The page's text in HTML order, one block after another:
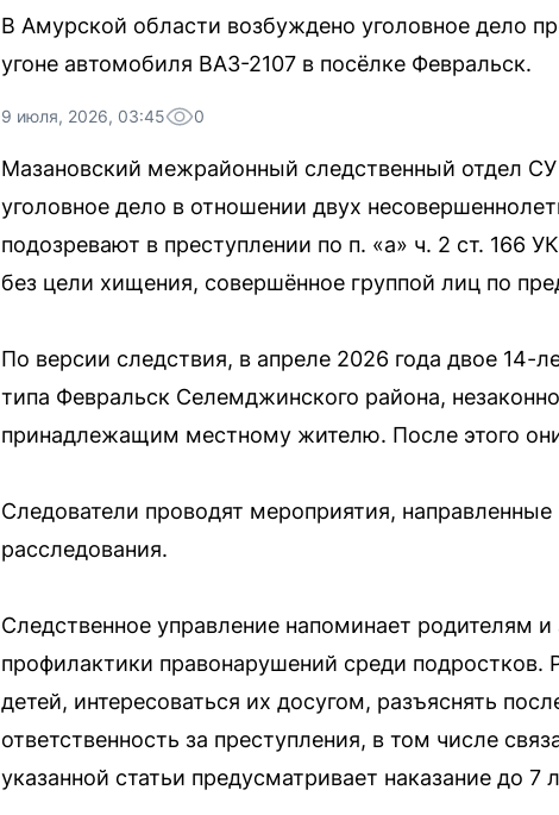
В Амурской области возбуждено уголовное дело
угоне автомобиля ВАЗ-2107 в посёлке Февральск.
9 июля, 2026, 03:45 0
Мазановский межрайонный следственный отдел
уголовное дело в отношении двух
подозревают в преступлении по п. «а» ч. 2 ст.
без цели хищения, совершённое группой лиц по
По версии следствия, в апреле 2026 года двое 14-
типа Февральск Селемджинского района,
принадлежащим местному жителю. После этого
Следователи проводят мероприятия,
расследования.
Следственное управление напоминает родителям
профилактики правонарушений среди подростков.
детей, интересоваться их досугом, разъяснять
ответственность за преступления, в том числе
указанной статьи предусматривает наказание до